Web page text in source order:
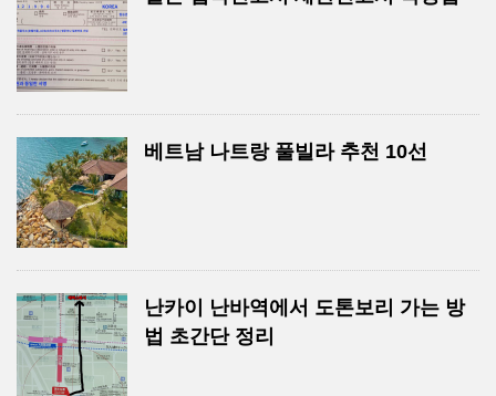
베트남 나트랑 풀빌라 추천 10선
난카이 난바역에서 도톤보리 가는 방
법 초간단 정리